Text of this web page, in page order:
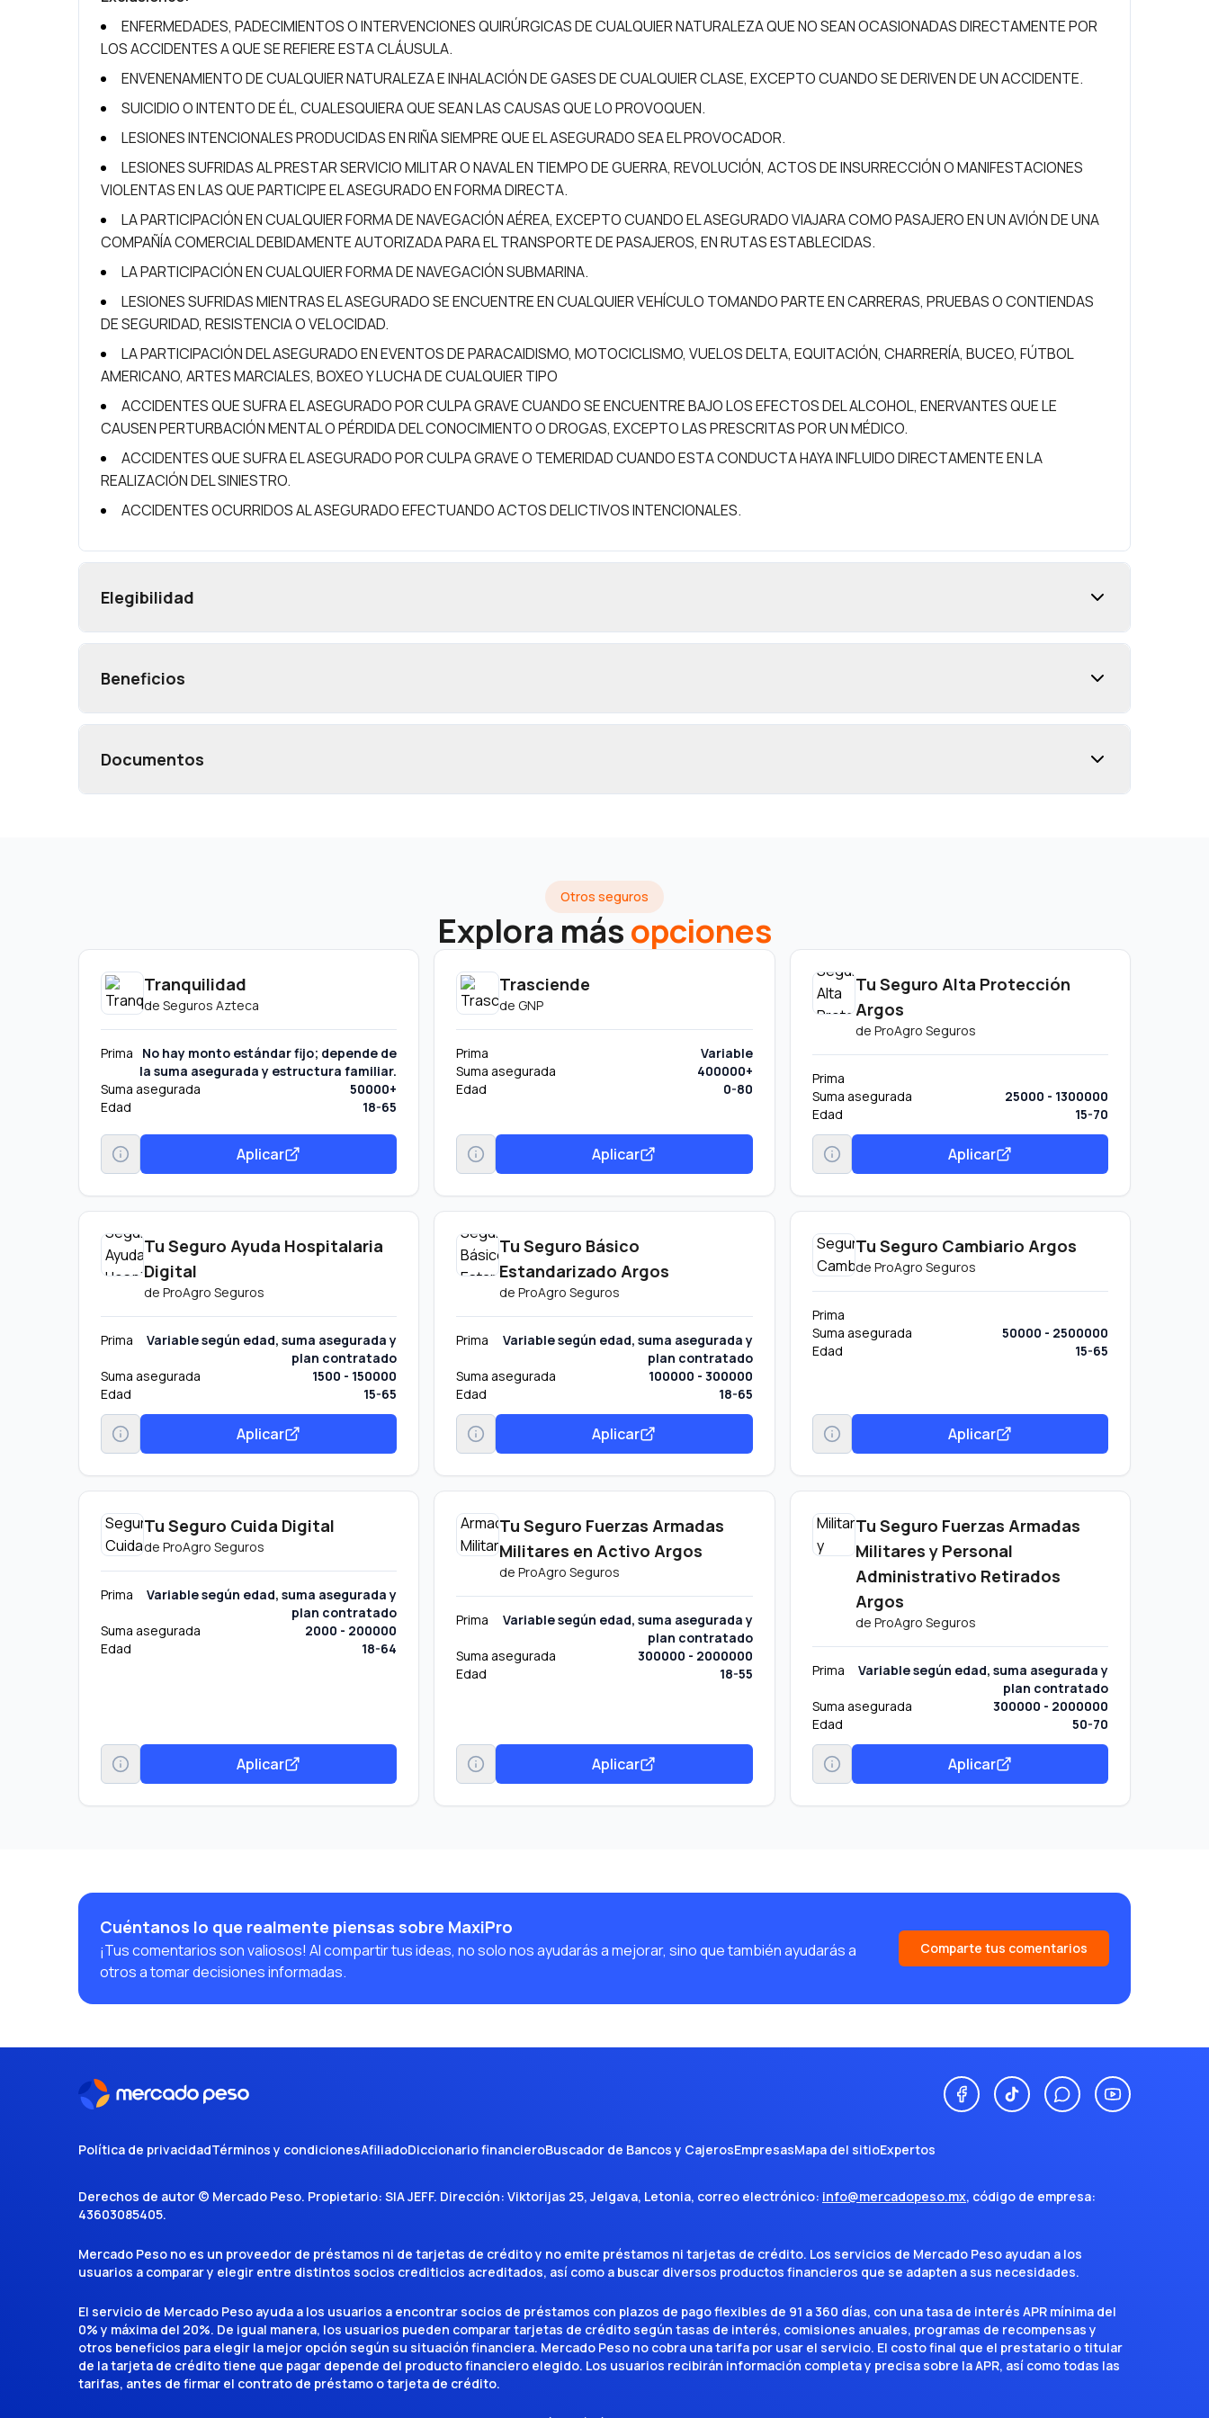
ENFERMEDADES, PADECIMIENTOS O INTERVENCIONES QUIRÚRGICAS DE CUALQUIER NATURALEZA QUE NO SEAN OCASIONADAS DIRECTAMENTE POR
LOS ACCIDENTES A QUE SE REFIERE ESTA CLÁUSULA.
ENVENENAMIENTO DE CUALQUIER NATURALEZA E INHALACIÓN DE GASES DE CUALQUIER CLASE, EXCEPTO CUANDO SE DERIVEN DE UN ACCIDENTE.
SUICIDIO O INTENTO DE ÉL, CUALESQUIERA QUE SEAN LAS CAUSAS QUE LO PROVOQUEN.
LESIONES INTENCIONALES PRODUCIDAS EN RIÑA SIEMPRE QUE EL ASEGURADO SEA EL PROVOCADOR.
LESIONES SUFRIDAS AL PRESTAR SERVICIO MILITAR O NAVAL EN TIEMPO DE GUERRA, REVOLUCIÓN, ACTOS DE INSURRECCIÓN O MANIFESTACIONES
VIOLENTAS EN LAS QUE PARTICIPE EL ASEGURADO EN FORMA DIRECTA.
LA PARTICIPACIÓN EN CUALQUIER FORMA DE NAVEGACIÓN AÉREA, EXCEPTO CUANDO EL ASEGURADO VIAJARA COMO PASAJERO EN UN AVIÓN DE UNA
COMPAÑÍA COMERCIAL DEBIDAMENTE AUTORIZADA PARA EL TRANSPORTE DE PASAJEROS, EN RUTAS ESTABLECIDAS.
LA PARTICIPACIÓN EN CUALQUIER FORMA DE NAVEGACIÓN SUBMARINA.
LESIONES SUFRIDAS MIENTRAS EL ASEGURADO SE ENCUENTRE EN CUALQUIER VEHÍCULO TOMANDO PARTE EN CARRERAS, PRUEBAS O CONTIENDAS
DE SEGURIDAD, RESISTENCIA O VELOCIDAD.
LA PARTICIPACIÓN DEL ASEGURADO EN EVENTOS DE PARACAIDISMO, MOTOCICLISMO, VUELOS DELTA, EQUITACIÓN, CHARRERÍA, BUCEO, FÚTBOL
AMERICANO, ARTES MARCIALES, BOXEO Y LUCHA DE CUALQUIER TIPO
ACCIDENTES QUE SUFRA EL ASEGURADO POR CULPA GRAVE CUANDO SE ENCUENTRE BAJO LOS EFECTOS DEL ALCOHOL, ENERVANTES QUE LE
CAUSEN PERTURBACIÓN MENTAL O PÉRDIDA DEL CONOCIMIENTO O DROGAS, EXCEPTO LAS PRESCRITAS POR UN MÉDICO.
ACCIDENTES QUE SUFRA EL ASEGURADO POR CULPA GRAVE O TEMERIDAD CUANDO ESTA CONDUCTA HAYA INFLUIDO DIRECTAMENTE EN LA
REALIZACIÓN DEL SINIESTRO.
ACCIDENTES OCURRIDOS AL ASEGURADO EFECTUANDO ACTOS DELICTIVOS INTENCIONALES.
Elegibilidad
Beneficios
Documentos
Otros seguros
Explora másopciones
Tranquilidad
de Seguros Azteca
Prima
No hay monto estándar fijo; depende de
la suma asegurada y estructura familiar.
Suma asegurada
50000+
Edad
18-65
Aplicar
Trasciende
de GNP
Prima
Variable
Suma asegurada
400000+
Edad
0-80
Aplicar
Tu Seguro Alta Protección
Argos
de ProAgro Seguros
Prima
Suma asegurada
25000 - 1300000
Edad
15-70
Aplicar
Tu Seguro Ayuda Hospitalaria
Digital
de ProAgro Seguros
Prima
Variable según edad, suma asegurada y
plan contratado
Suma asegurada
1500 - 150000
Edad
15-65
Aplicar
Tu Seguro Básico
Estandarizado Argos
de ProAgro Seguros
Prima
Variable según edad, suma asegurada y
plan contratado
Suma asegurada
100000 - 300000
Edad
18-65
Aplicar
Tu Seguro Cambiario Argos
de ProAgro Seguros
Prima
Suma asegurada
50000 - 2500000
Edad
15-65
Aplicar
Tu Seguro Cuida Digital
de ProAgro Seguros
Prima
Variable según edad, suma asegurada y
plan contratado
Suma asegurada
2000 - 200000
Edad
18-64
Aplicar
Tu Seguro Fuerzas Armadas
Militares en Activo Argos
de ProAgro Seguros
Prima
Variable según edad, suma asegurada y
plan contratado
Suma asegurada
300000 - 2000000
Edad
18-55
Aplicar
Tu Seguro Fuerzas Armadas
Militares y Personal
Administrativo Retirados
Argos
de ProAgro Seguros
Prima
Variable según edad, suma asegurada y
plan contratado
Suma asegurada
300000 - 2000000
Edad
50-70
Aplicar
Cuéntanos lo que realmente piensas sobre MaxiPro
¡Tus comentarios son valiosos! Al compartir tus ideas, no solo nos ayudarás a mejorar, sino que también ayudarás a
otros a tomar decisiones informadas.
Comparte tus comentarios
Política de privacidadTérminos y condicionesAfiliadoDiccionario financieroBuscador de Bancos y CajerosEmpresasMapa del sitioExpertos
Derechos de autor © Mercado Peso. Propietario: SIA JEFF. Dirección: Viktorijas 25, Jelgava, Letonia, correo electrónico: info@mercadopeso.mx, código de empresa:
43603085405.
Mercado Peso no es un proveedor de préstamos ni de tarjetas de crédito y no emite préstamos ni tarjetas de crédito. Los servicios de Mercado Peso ayudan a los
usuarios a comparar y elegir entre distintos socios crediticios acreditados, así como a buscar diversos productos financieros que se adapten a sus necesidades.
El servicio de Mercado Peso ayuda a los usuarios a encontrar socios de préstamos con plazos de pago flexibles de 91 a 360 días, con una tasa de interés APR mínima del
0% y máxima del 20%. De igual manera, los usuarios pueden comparar tarjetas de crédito según tasas de interés, comisiones anuales, programas de recompensas y
otros beneficios para elegir la mejor opción según su situación financiera. Mercado Peso no cobra una tarifa por usar el servicio. El costo final que el prestatario o titular
de la tarjeta de crédito tiene que pagar depende del producto financiero elegido. Los usuarios recibirán información completa y precisa sobre la APR, así como todas las
tarifas, antes de firmar el contrato de préstamo o tarjeta de crédito.